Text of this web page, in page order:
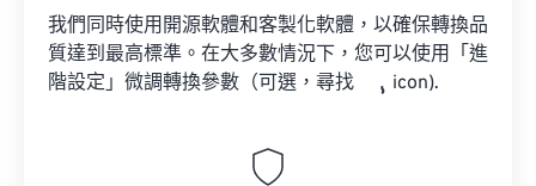
我們同時使用開源軟體和客製化軟體，以確保轉換品
質達到最高標準。在大多數情況下，您可以使用「進
階設定」微調轉換參數（可選，尋找
icon).